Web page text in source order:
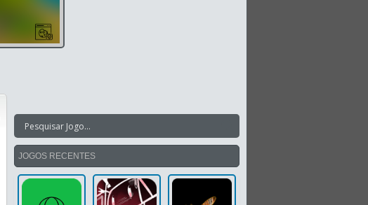
JOGOS RECENTES